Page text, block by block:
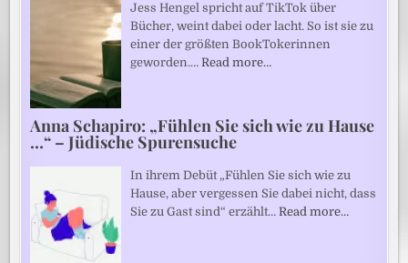
Jess Hengel spricht auf TikTok über
Bücher, weint dabei oder lacht. So ist sie zu
einer der größten BookTokerinnen
geworden.…Read more…
Anna Schapiro: „Fühlen Sie sich wie zu Hause
…“ – Jüdische Spurensuche
In ihrem Debüt „Fühlen Sie sich wie zu
Hause, aber vergessen Sie dabei nicht, dass
Sie zu Gast sind“ erzählt…Read more…